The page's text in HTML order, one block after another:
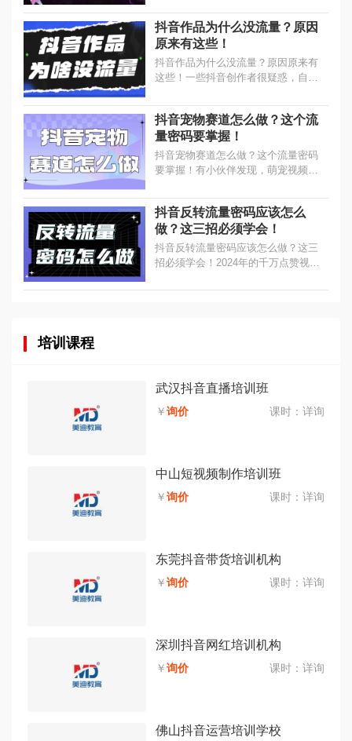
得更多的流量，可是没想到，自然流
量掉了一半，真是让人难受。...
抖音作品为什么没流量？原因
原来有这些！
抖音作品为什么没流量？原因原来有
这些！一些抖音创作者很疑惑，自己
没有流量呢？...
抖音宠物赛道怎么做？这个流
量密码要掌握！
抖音宠物赛道怎么做？这个流量密码
要掌握！有小伙伴发现，萌宠视频很
力也不错。...
抖音反转流量密码应该怎么
做？这三招必须学会！
抖音反转流量密码应该怎么做？这三
招必须学会！2024年的千万点赞视
反转，但你要学反转，就不能只学反
培训课程
武汉抖音直播培训班
￥询价 课时： 详询
中山短视频制作培训班
￥询价 课时： 详询
东莞抖音带货培训机构
￥询价 课时： 详询
深圳抖音网红培训机构
￥询价 课时： 详询
佛山抖音运营培训学校